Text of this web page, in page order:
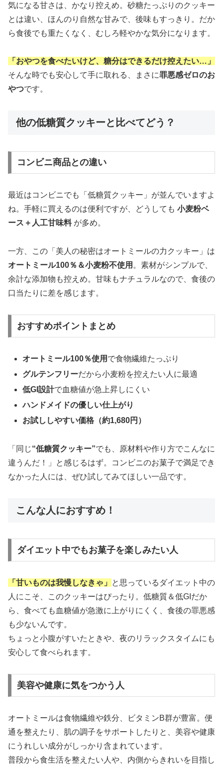
気になる甘さは、かなり控えめ。砂糖たっぷりのクッキー
とは違い、ほんのり自然な甘みで、後味もすっきり。だか
ら食後でも重たくなく、むしろ軽やかな気分になります。
「おやつを食べたいけど、糖分はできるだけ控えたい…」
そんな時でも安心して手に取れる、まさに罪悪感ゼロのお
やつです。
他の低糖質クッキーと比べてどう？
コンビニ商品との違い
最近はコンビニでも「低糖質クッキー」が並んでいますよ
ね。手軽に買えるのは便利ですが、どうしても 小麦粉ベ
ース＋人工甘味料が多め。
一方、この「美人の秘密はオートミールの力クッキー」は
オートミール100％＆小麦粉不使用 。素材がシンプルで、
余計な添加物も控えめ。甘味もナチュラルなので、食後の
口当たりに差を感じます。
おすすめポイントまとめ
オートミール100％使用 で食物繊維たっぷり
グルテンフリーだから小麦粉を控えたい人に最適
低GI設計で血糖値が急上昇しにくい
ハンドメイドの優しい仕上がり
お試ししやすい価格（約1,680円）
「同じ“低糖質クッキー”でも、原材料や作り方でこんなに
違うんだ！」と感じるはず。コンビニのお菓子で満足でき
なかった人には、ぜひ試してみてほしい一品です。
こんな人におすすめ！
ダイエット中でもお菓子を楽しみたい人
「甘いものは我慢しなきゃ」
と思っているダイエット中の
人にこそ、このクッキーはぴったり。低糖質＆低GIだか
ら、食べても血糖値が急激に上がりにくく、食後の罪悪感
も少ないんです。
ちょっと小腹がすいたときや、夜のリラックスタイムにも
安心して食べられます。
美容や健康に気をつかう人
オートミールは食物繊維や鉄分、ビタミンB群が豊富。便
通を整えたり、肌の調子をサポートしたりと、美容や健康
にうれしい成分がしっかり含まれています。
普段から食生活を整えたい人や、内側からきれいを目指し